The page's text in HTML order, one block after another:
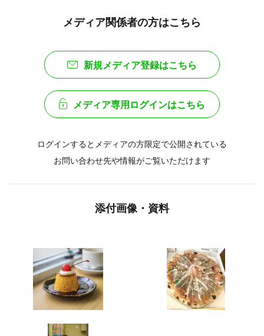
メディア関係者の方はこちら
新規メディア登録はこちら
メディア専用ログインはこちら
ログインするとメディアの方限定で公開されている
お問い合わせ先や情報がご覧いただけます
添付画像・資料